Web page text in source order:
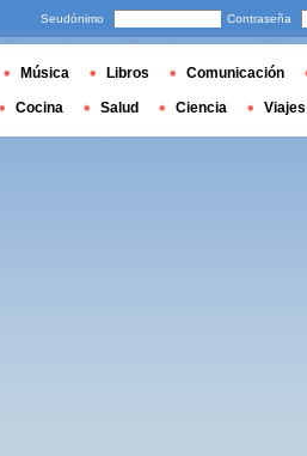
Seudónimo Contraseña
Música Libros Comunicación
Cocina Salud Ciencia Viajes